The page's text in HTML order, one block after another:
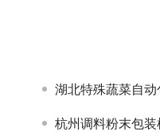
湖北特殊蔬菜自动
杭州调料粉末包